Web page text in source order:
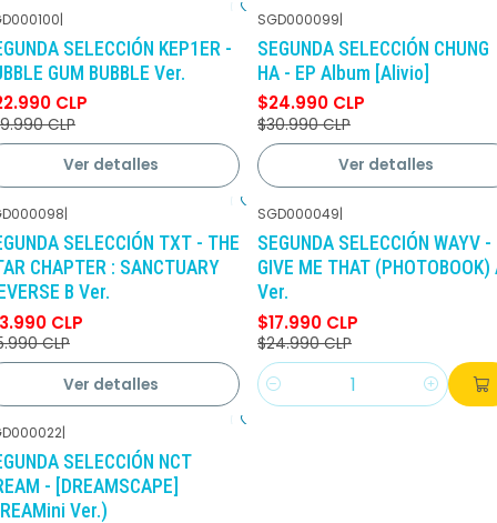
DCTO
No disponible
|
SELECCIÓN KEP1ER -
GUM BUBBLE Ver.
CLP
CLP
Ver detalles
-19% DCTO
No disponible
SGD000099|
SEGUNDA SELECCIÓN CHUNG
HA - EP Album [Alivio]
$24.990 CLP
$30.990 CLP
Ver detalles
DCTO
No disponible
|
SELECCIÓN TXT - THE
CHAPTER : SANCTUARY
B Ver.
CLP
CLP
Ver detalles
-28% DCTO
SGD000049|
SEGUNDA SELECCIÓN WAYV -
GIVE ME THAT (PHOTOBOOK)
Ver.
$17.990 CLP
$24.990 CLP
Cantidad
DCTO
|
SELECCIÓN NCT
- [DREAMSCAPE]
Ver.)